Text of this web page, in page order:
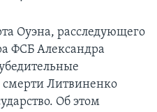
Оуэна, расследующего
ФСБ Александра
смерти Литвиненко
Об этом